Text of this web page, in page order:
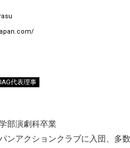
代表理事
部演劇科卒業
ンアクションクラブに入団、多